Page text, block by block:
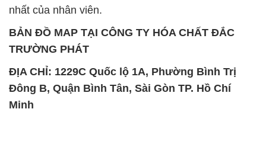
nhất của nhân viên.
BẢN ĐỒ MAP TẠI CÔNG TY HÓA CHẤT ĐẮC
TRƯỜNG PHÁT
ĐỊA CHỈ: 1229C Quốc lộ 1A, Phường Bình Trị
Đông B, Quận Bình Tân, Sài Gòn TP. Hồ Chí
Minh